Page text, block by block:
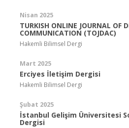
Nisan 2025
TURKISH ONLINE JOURNAL OF
COMMUNICATION (TOJDAC)
Hakemli Bilimsel Dergi
Mart 2025
Erciyes İletişim Dergisi
Hakemli Bilimsel Dergi
Şubat 2025
İstanbul Gelişim Üniversitesi
Dergisi